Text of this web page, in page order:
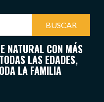
NATURAL CON MÁS
LAS EDADES,
LA FAMILIA